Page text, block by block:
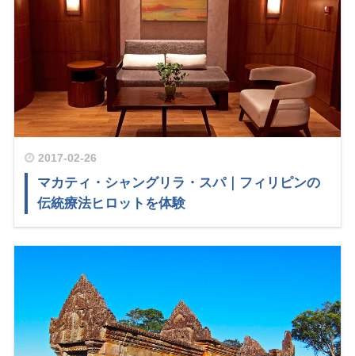
2017-02-26
マカティ・シャングリラ・スパ｜フィリピンの
伝統療法ヒロットを体験